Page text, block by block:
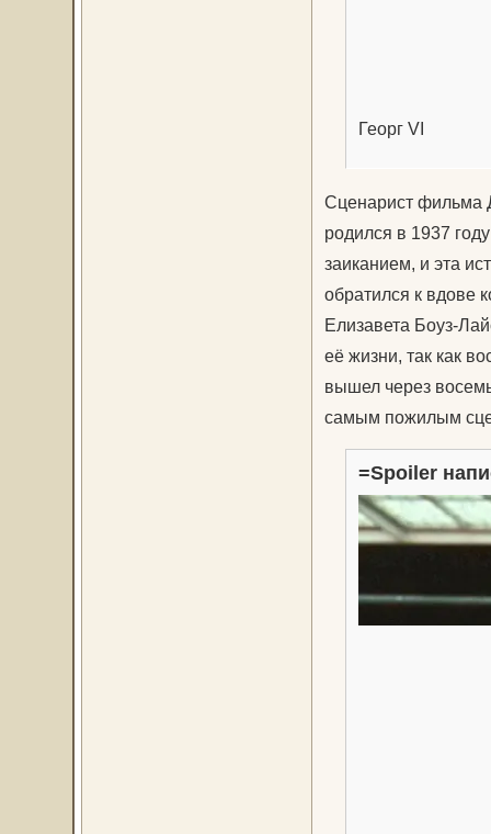
Георг VI
Сценарист фильма
родился в 1937
заиканием, и эта
обратился к вдове
Елизавета Боуз-
её жизни, так как
вышел через
самым пожилым
=Spoiler